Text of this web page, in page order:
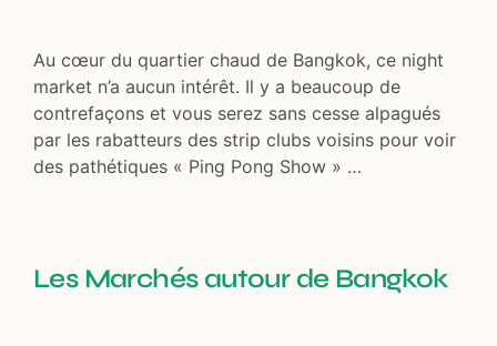
Au cœur du quartier chaud de Bangkok, ce night
market n’a aucun intérêt. Il y a beaucoup de
contrefaçons et vous serez sans cesse alpagués
par les rabatteurs des strip clubs voisins pour voir
des pathétiques « Ping Pong Show » …
Les Marchés autour de Bangkok